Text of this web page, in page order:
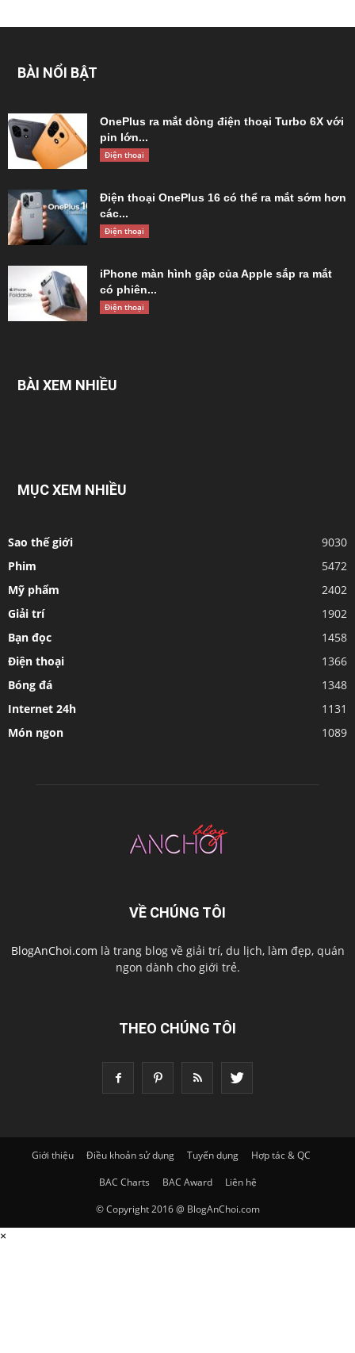
BÀI NỔI BẬT
OnePlus ra mắt dòng điện thoại Turbo 6X với
pin lớn...
Điện thoại
Điện thoại OnePlus 16 có thể ra mắt sớm hơn
các...
Điện thoại
iPhone màn hình gập của Apple sắp ra mắt
có phiên...
Điện thoại
BÀI XEM NHIỀU
MỤC XEM NHIỀU
Sao thế giới
9030
Phim
5472
Mỹ phẩm
2402
Giải trí
1902
Bạn đọc
1458
Điện thoại
1366
Bóng đá
1348
Internet 24h
1131
Món ngon
1089
VỀ CHÚNG TÔI
BlogAnChoi.com là trang blog về giải trí, du lịch, làm đẹp, quán
ngon dành cho giới trẻ.
THEO CHÚNG TÔI
Giới thiệu Điều khoản sử dụng Tuyển dụng
Hợp tác & QC
BAC Charts
BAC Award
Liên hệ
© Copyright 2016 @ BlogAnChoi.com
×